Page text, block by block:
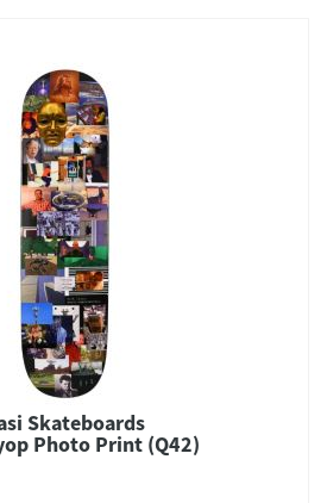
Skateboards
Photo Print (Q42)